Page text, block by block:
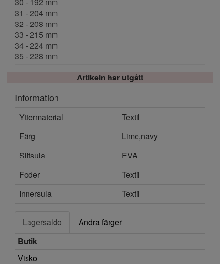
31 - 204 mm
32 - 208 mm
33 - 215 mm
34 - 224 mm
35 - 228 mm
Artikeln har utgått
Information
Yttermaterial
Textil
Färg
Lime,navy
Slitsula
EVA
Foder
Textil
Innersula
Textil
Lagersaldo
Andra färger
Butik
Visko